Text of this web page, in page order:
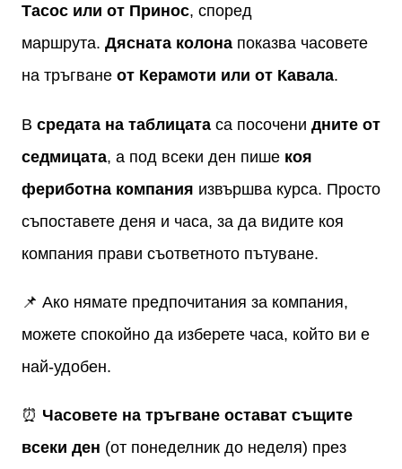
Тасос или от Принос, според
маршрута. Дясната колона показва часовете
на тръгване от Керамоти или от Кавала.
В средата на таблицата са посочени дните от
седмицата, а под всеки ден пише коя
фериботна компания извършва курса. Просто
съпоставете деня и часа, за да видите коя
компания прави съответното пътуване.
📌 Ако нямате предпочитания за компания,
можете спокойно да изберете часа, който ви е
най-удобен.
⏰ Часовете на тръгване остават същите
всеки ден (от понеделник до неделя) през